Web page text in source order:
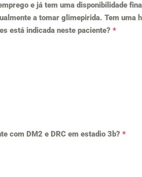
e já tem uma disponibilidade
a tomar glimepirida. Tem
está indicada neste paciente? *
com DM2 e DRC em estadio 3b? *